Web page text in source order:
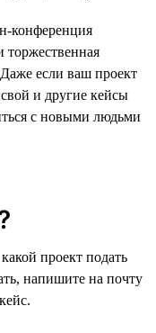
конференция
торжественная
если ваш проект
и другие кейсы
с новыми людьми
проект подать
напишите на почту